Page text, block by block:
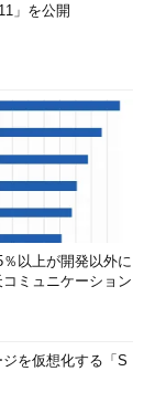
」を公開
％以上が開発以外に
ミュニケーション
を仮想化する「S